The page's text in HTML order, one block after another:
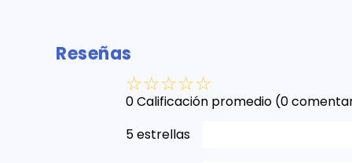
Reseñas
☆☆☆☆☆
0 Calificación promedio (0
5 estrellas